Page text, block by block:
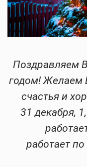
Поздравляем
годом! Желаем
счастья и
31 декабря,
работает